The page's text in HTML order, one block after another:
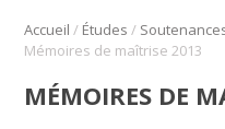
Accueil / Études /
Mémoires de maîtrise 2013
MÉMOIRES DE